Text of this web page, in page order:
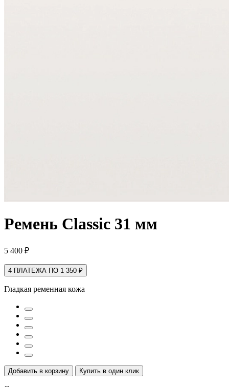
Ремень Classic 31 мм
5 400 ₽
4 ПЛАТЕЖА ПО 1 350 ₽
Гладкая ременная кожа
Добавить в корзину Купить в один клик